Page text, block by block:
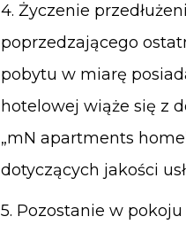
4. Życzenie
poprzedzającego
pobytu w miarę
hotelowej wiąże się z
„mN apartments
dotyczących jakości
5. Pozostanie w